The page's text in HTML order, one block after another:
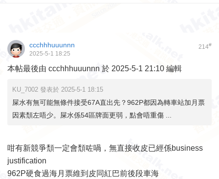
214#
ccchhhuuunnn
2025-5-1 18:25
本帖最後由 ccchhhuuunnn 於 2025-5-1 21:10 編輯
KU_7002 發表於 2025-5-1 18:15
屎水有無可能無條件接受67A直出先？962P都因為轉車站加月票
因素頹左唔少。屎水係54區牌面更弱，點會唔重傷 ...
咁有新競爭頹一定會頹咗喎，無直接收皮已經係business
justification
962P硬食過海月票維到皮同紅巴前後段車海